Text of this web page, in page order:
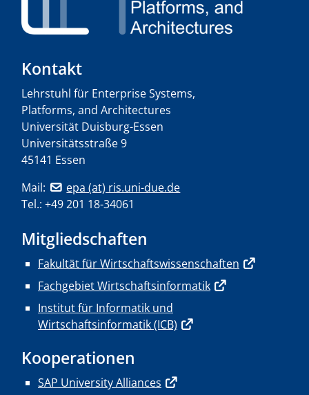
Kontakt
Lehrstuhl für Enterprise Systems,
Platforms, and Architectures
Universität Duisburg-Essen
Universitätsstraße 9
45141 Essen
Mail:
epa (at) ris.uni-due.de
Tel.: +49 201 18-34061
Mitgliedschaften
Fakultät für Wirtschaftswissenschaften
Fachgebiet Wirtschaftsinformatik
Institut für Informatik und
Wirtschaftsinformatik (ICB)
Kooperationen
SAP University Alliances